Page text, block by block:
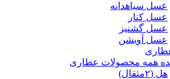
عسل سیاهدانه
عسل کنار
عسل گشنیز
عسل آویشن
همه محصولات عطاری
هل (۲مثقال)